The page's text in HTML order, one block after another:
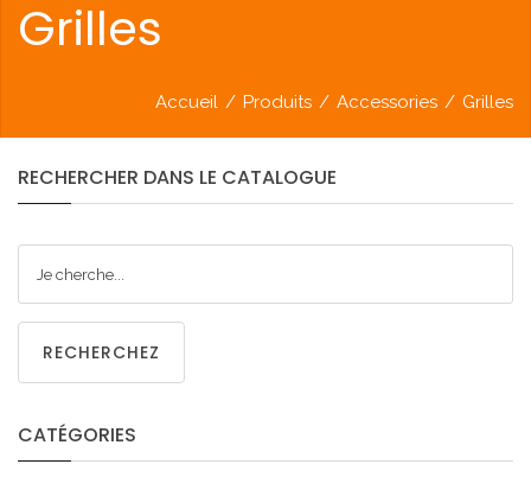
Grilles
Accueil / Produits / Accessories / Grilles
RECHERCHER DANS LE CATALOGUE
RECHERCHEZ
CATÉGORIES